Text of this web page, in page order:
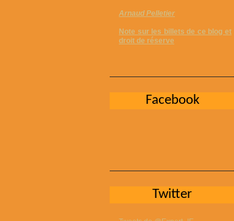
Arnaud Pelletier
Note sur les billets de ce blog et
droit de réserve
Facebook
Twitter